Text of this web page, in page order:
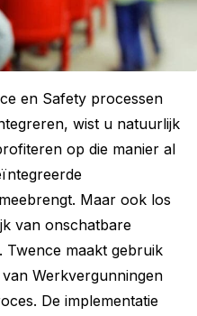
en Safety processen
wist u natuurlijk
op die manier al
Maar ook los
van onschatbare
Twence maakt gebruik
Werkvergunningen
De implementatie